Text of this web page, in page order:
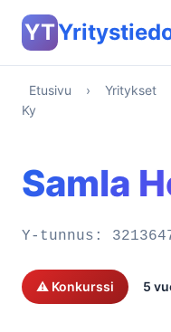
YT
Etusivu › Yritykset
Ky
Samla
Y-tunnus:
⚠️ Konkurssi 5